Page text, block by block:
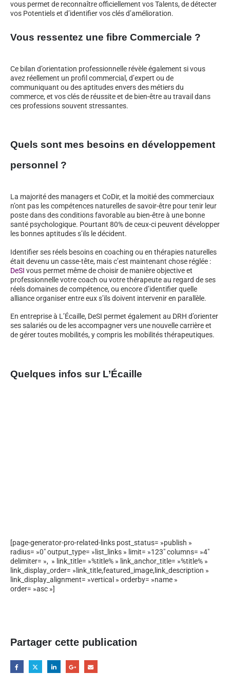
vous permet de reconnaître officiellement vos Talents, de détecter
vos Potentiels et d’identifier vos clés d’amélioration.
Vous ressentez une fibre Commerciale ?
Ce bilan d’orientation professionnelle révèle également si vous
avez réellement un profil commercial, d’expert ou de
communiquant ou des aptitudes envers des métiers du
commerce, et vos clés de réussite et de bien-être au travail dans
ces professions souvent stressantes.
Quels sont mes besoins en développement
personnel ?
La majorité des managers et CoDir, et la moitié des commerciaux
n’ont pas les compétences naturelles de savoir-être pour tenir leur
poste dans des conditions favorable au bien-être à une bonne
santé psychologique. Pourtant 80% de ceux-ci peuvent développer
les bonnes aptitudes s’ils le décident.
Identifier ses réels besoins en coaching ou en thérapies naturelles
était devenu un casse-tête, mais c’est maintenant chose réglée :
DeSI vous permet même de choisir de manière objective et
professionnelle votre coach ou votre thérapeute au regard de ses
réels domaines de compétence, ou encore d’identifier quelle
alliance organiser entre eux s’ils doivent intervenir en parallèle.
En entreprise à L’Écaille, DeSI permet également au DRH d’orienter
ses salariés ou de les accompagner vers une nouvelle carrière et
de gérer toutes mobilités, y compris les mobilités thérapeutiques.
Quelques infos sur L’Écaille
[page-generator-pro-related-links post_status= »publish »
radius= »0″ output_type= »list_links » limit= »123″ columns= »4″
delimiter= », » link_title= »%title% » link_anchor_title= »%title% »
link_display_order= »link_title,featured_image,link_description »
link_display_alignment= »vertical » orderby= »name »
order= »asc »]
Partager cette publication